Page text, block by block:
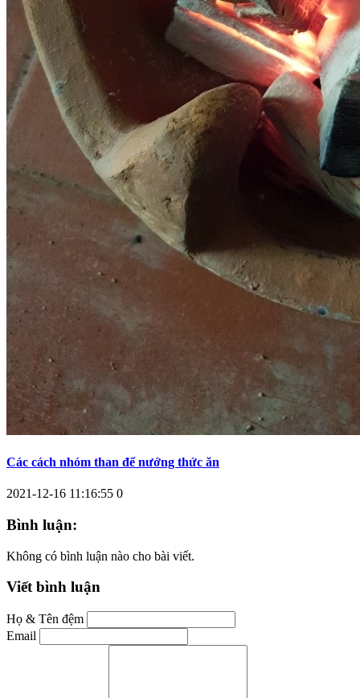
Các cách nhóm than để nướng thức ăn
2021-12-16 11:16:55 0
Bình luận:
Không có bình luận nào cho bài viết.
Viết bình luận
Họ & Tên đệm
Email